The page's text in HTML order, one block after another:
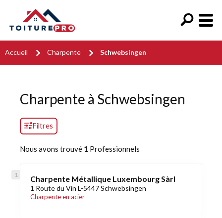
Accueil Charpente Schwebsingen
Charpente à Schwebsingen
Filtres
Nous avons trouvé 1 Professionnels
Charpente Métallique Luxembourg Sàrl
1 Route du Vin L-5447 Schwebsingen
Charpente en acier